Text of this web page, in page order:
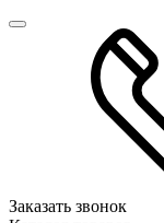
Заказать звонок